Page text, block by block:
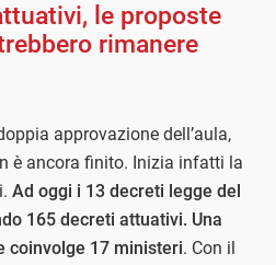
le proposte
rimanere
approvazione dell’aula,
è ancora finito. Inizia infatti la
Ad oggi i 13 decreti legge del
165 decreti attuativi. Una
coinvolge 17 ministeri. Con il